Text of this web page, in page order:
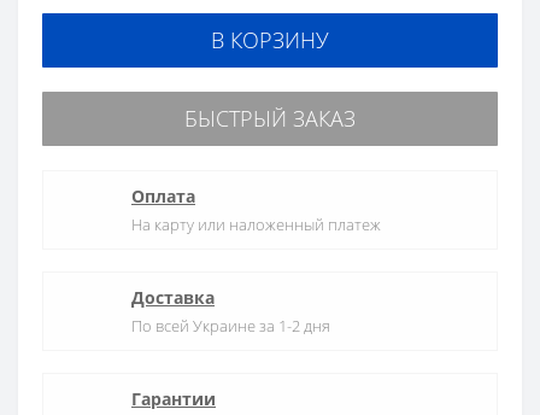
В КОРЗИНУ
БЫСТРЫЙ ЗАКАЗ
Оплата
На карту или наложенный платеж
Доставка
По всей Украине за 1-2 дня
Гарантии